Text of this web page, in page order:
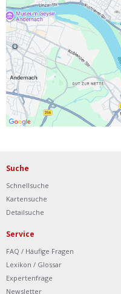
Ist Ihre
Suche
Schnellsuche
Kartensuche
Detailsuche
Service
FAQ / Häufige Fragen
Lexikon / Glossar
Expertenfrage
Newsletter